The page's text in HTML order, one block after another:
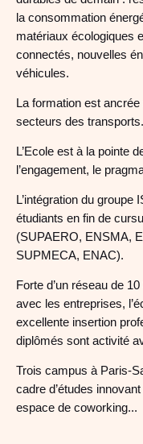
la consommation
matériaux écologiques
connectés, nouvelles
véhicules.
La formation est
secteurs des transports.
L’Ecole est à la pointe
l’engagement, le
L’intégration du
étudiants en fin de
(SUPAERO, ENSMA,
SUPMECA, ENAC).
Forte d’un réseau de
avec les entreprises,
excellente insertion
diplômés sont activité
Trois campus à Paris-
cadre d’études
espace de coworking...